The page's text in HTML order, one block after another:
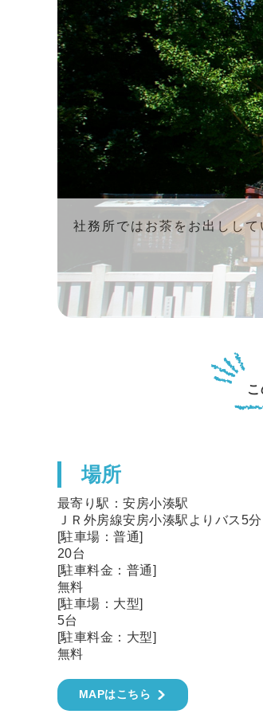
社務所ではお茶をお出しし
場所
最寄り駅：安房小湊駅
ＪＲ外房線安房小湊駅よりバス5
[駐車場：普通]
20台
[駐車料金：普通]
無料
[駐車場：大型]
5台
[駐車料金：大型]
無料
MAPはこちら